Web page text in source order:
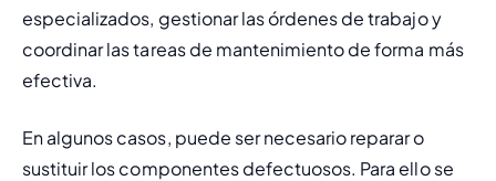
especializados, gestionar las órdenes de trabajo y
coordinar las tareas de mantenimiento de forma más
efectiva.
En algunos casos, puede ser necesario reparar o
sustituir los componentes defectuosos. Para ello se